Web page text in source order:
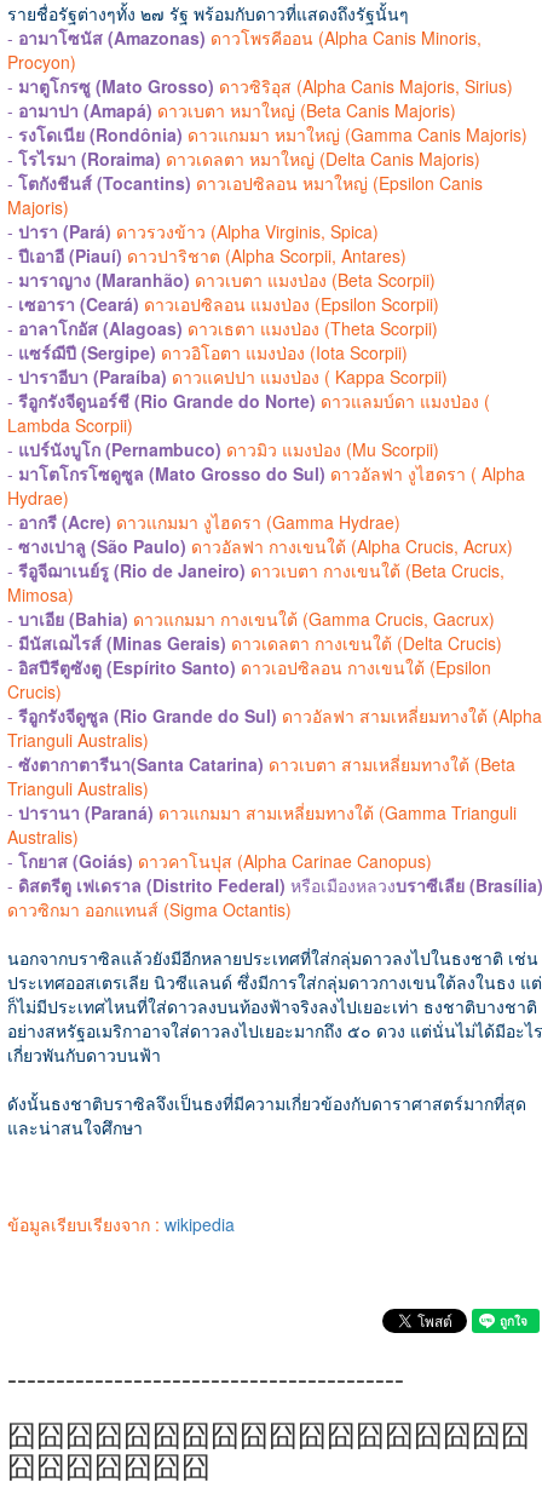
รายชื่อรัฐต่างๆทั้ง ๒๗ รัฐ พร้อมกับดาวที่แสดงถึงรัฐนั้นๆ
- อามาโซนัส (Amazonas) ดาวโพรคีออน (Alpha Canis Minoris,
Procyon)
- มาตูโกรซู (Mato Grosso) ดาวซิริอุส (Alpha Canis Majoris, Sirius)
- อามาปา (Amapá) ดาวเบตา หมาใหญ่ (Beta Canis Majoris)
- รงโดเนีย (Rondônia) ดาวแกมมา หมาใหญ่ (Gamma Canis Majoris)
- โรไรมา (Roraima) ดาวเดลตา หมาใหญ่ (Delta Canis Majoris)
- โตกังชีนส์ (Tocantins) ดาวเอปซิลอน หมาใหญ่ (Epsilon Canis
Majoris)
- ปารา (Pará) ดาวรวงข้าว (Alpha Virginis, Spica)
- ปีเอาอี (Piauí) ดาวปาริชาต (Alpha Scorpii, Antares)
- มาราญาง (Maranhão) ดาวเบตา แมงป่อง (Beta Scorpii)
- เซอารา (Ceará) ดาวเอปซิลอน แมงป่อง (Epsilon Scorpii)
- อาลาโกอัส (Alagoas) ดาวเธตา แมงป่อง (Theta Scorpii)
- แซร์ฌีปี (Sergipe) ดาวอิโอตา แมงป่อง (Iota Scorpii)
- ปาราอีบา (Paraíba) ดาวแคปปา แมงป่อง ( Kappa Scorpii)
- รีอูกรังจีดูนอร์ชี (Rio Grande do Norte) ดาวแลมบ์ดา แมงป่อง (
Lambda Scorpii)
- แปร์นังบูโก (Pernambuco) ดาวมิว แมงป่อง (Mu Scorpii)
- มาโตโกรโซดูซูล (Mato Grosso do Sul) ดาวอัลฟา งูไฮดรา ( Alpha
Hydrae)
- อากรี (Acre) ดาวแกมมา งูไฮดรา (Gamma Hydrae)
- ซางเปาลู (São Paulo) ดาวอัลฟา กางเขนใต้ (Alpha Crucis, Acrux)
- รีอูจีฌาเนย์รู (Rio de Janeiro) ดาวเบตา กางเขนใต้ (Beta Crucis,
Mimosa)
- บาเอีย (Bahia) ดาวแกมมา กางเขนใต้ (Gamma Crucis, Gacrux)
- มีนัสเฌไรส์ (Minas Gerais) ดาวเดลตา กางเขนใต้ (Delta Crucis)
- อิสปีรีตูซังตู (Espírito Santo) ดาวเอปซิลอน กางเขนใต้ (Epsilon
Crucis)
- รีอูกรังจีดูซูล (Rio Grande do Sul) ดาวอัลฟา สามเหลี่ยมทางใต้ (Alpha
Trianguli Australis)
- ซังตากาตารีนา(Santa Catarina) ดาวเบตา สามเหลี่ยมทางใต้ (Beta
Trianguli Australis)
- ปารานา (Paraná) ดาวแกมมา สามเหลี่ยมทางใต้ (Gamma Trianguli
Australis)
- โกยาส (Goiás) ดาวคาโนปุส (Alpha Carinae Canopus)
- ดิสตรีตู เฟเดราล (Distrito Federal) หรือเมืองหลวงบราซีเลีย (Brasília)
ดาวซิกมา ออกแทนส์ (Sigma Octantis)
นอกจากบราซิลแล้วยังมีอีกหลายประเทศที่ใส่กลุ่มดาวลงไปในธงชาติ เช่น
ประเทศออสเตรเลีย นิวซีแลนด์ ซึ่งมีการใส่กลุ่มดาวกางเขนใต้ลงในธง แต่
ก็ไม่มีประเทศไหนที่ใส่ดาวลงบนท้องฟ้าจริงลงไปเยอะเท่า ธงชาติบางชาติ
อย่างสหรัฐอเมริกาอาจใส่ดาวลงไปเยอะมากถึง ๕๐ ดวง แต่นั่นไม่ได้มีอะไร
เกี่ยวพันกับดาวบนฟ้า
ดังนั้นธงชาติบราซิลจึงเป็นธงที่มีความเกี่ยวข้องกับดาราศาสตร์มากที่สุด
และน่าสนใจศึกษา
ข้อมูลเรียบเรียงจาก : wikipedia
-----------------------------------------
囧囧囧囧囧囧囧囧囧囧囧囧囧囧囧囧囧囧
囧囧囧囧囧囧囧